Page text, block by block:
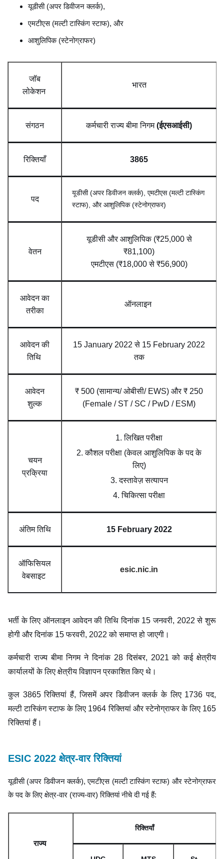
यूडीसी (अपर डिवीजन क्लर्क),
एमटीएस (मल्टी टास्किंग स्टाफ), और
आशुलिपिक (स्टेनोग्राफर)
जॉब
लोकेशन
भारत
संगठन कर्मचारी राज्य बीमा निगम(ईएसआईसी)
रिक्तियाँ 3865
पद
यूडीसी (अपर डिवीजन क्लर्क), एमटीएस (मल्टी टास्किंग
स्टाफ), और आशुलिपिक (स्टेनोग्राफर)
वेतन
यूडीसी और आशुलिपिक (₹25,000 से
₹81,100)
एमटीएस (₹18,000 से ₹56,900)
आवेदन का
तरीका
ऑनलाइन
आवेदन की
तिथि
15 January 2022 से 15 February 2022
तक
आवेदन
शुल्क
₹ 500 (सामान्य/ ओबीसी/ EWS) और ₹ 250
(Female / ST / SC / PwD / ESM)
चयन
प्रक्रिया
1. लिखित परीक्षा
2. कौशल परीक्षा (केवल आशुलिपिक के पद के
लिए)
3. दस्तावेज़ सत्यापन
4. चिकित्सा परीक्षा
अंतिम तिथि 15 February 2022
ऑफिसियल
वेबसाइट
esic.nic.in
भर्ती के लिए ऑनलाइन आवेदन की तिथि दिनांक 15 जनवरी, 2022 से शुरू
होगी और दिनांक 15 फरवरी, 2022 को समाप्त हो जाएगी।
कर्मचारी राज्य बीमा निगम ने दिनांक 28 दिसंबर, 2021 को कई क्षेत्रीय
कार्यालयों के लिए क्षेत्रीय विज्ञापन प्रकाशित किए थे।
कुल 3865 रिक्तियां हैं, जिसमें अपर डिवीजन क्लर्क के लिए 1736 पद,
मल्टी टास्किंग स्टाफ के लिए 1964 रिक्तियां और स्टेनोग्राफर के लिए 165
रिक्तियां हैं।
ESIC 2022 क्षेत्र-वार रिक्तियां
यूडीसी (अपर डिवीजन क्लर्क), एमटीएस (मल्टी टास्किंग स्टाफ) और स्टेनोग्राफर
के पद के लिए क्षेत्र-वार (राज्य-वार) रिक्तियां नीचे दी गई हैं:
राज्य
रिक्तियाँ